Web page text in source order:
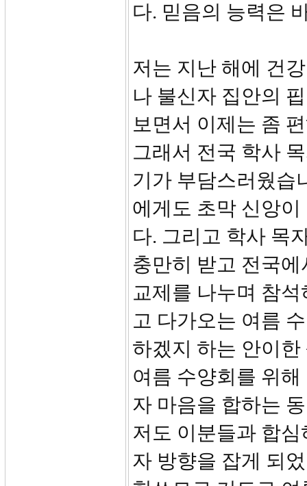
다. 믿음의 능력은
저는 지난 해에 건
나 불신자 집안의
보면서 이제는 좀
그래서 전국 학사
기가 부담스러웠습
에게도 초막 신앙
다. 그리고 학사 목
충만히 받고 전국
교제를 나누며 참
고 다가오는 여름
하겠지 하는 안이
여름 수양회를 위
자 마음을 합하는
저도 이분들과 합
자 방향을 잡게 되